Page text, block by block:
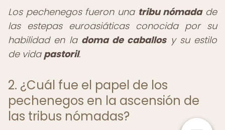
Los pechenegos fueron una tribu nómadade
las estepas euroasiáticas conocida por su
habilidad en la doma de caballosy su estilo
de vida pastoril.
2. ¿Cuál fue el papel de los
pechenegos en la ascensión de
las tribus nómadas?